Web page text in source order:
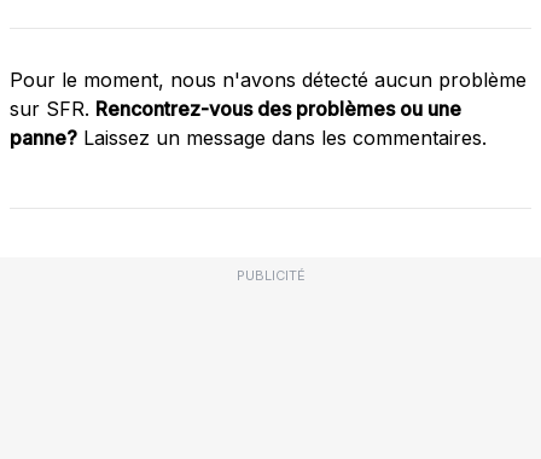
Pour le moment, nous n'avons détecté aucun problème
sur SFR. Rencontrez-vous des problèmes ou une
panne? Laissez un message dans les commentaires.
PUBLICITÉ